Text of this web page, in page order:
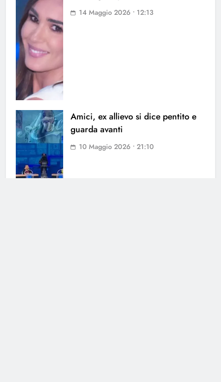
14 Maggio 2026 • 12:13
Amici, ex allievo si dice pentito e
guarda avanti
10 Maggio 2026 • 21:10